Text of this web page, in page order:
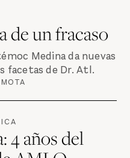
de un fracaso
Medina da nuevas
facetas de Dr. Atl.
4 años del